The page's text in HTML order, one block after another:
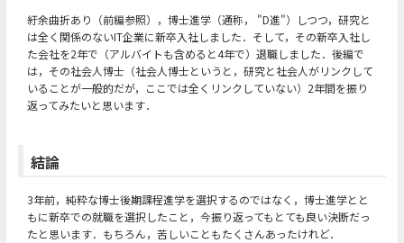
紆余曲折あり（前編参照），博士進学（通称， "D進"）しつつ，研究と
は全く関係のないIT企業に新卒入社しました．そして，その新卒入社し
た会社を2年で（アルバイトも含めると4年で）退職しました．後編で
は，その社会人博士（社会人博士というと，研究と社会人がリンクして
いることが一般的だが，ここでは全くリンクしていない）2年間を振り
返ってみたいと思います．
結論
3年前，純粋な博士後期課程進学を選択するのではなく，博士進学とと
もに新卒での就職を選択したこと，今振り返ってもとても良い決断だっ
たと思います．もちろん，苦しいこともたくさんあったけれど．